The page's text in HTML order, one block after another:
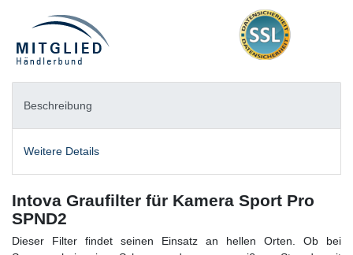
Beschreibung
Weitere Details
Intova Graufilter für Kamera Sport Pro
SPND2
Dieser Filter findet seinen Einsatz an hellen Orten. Ob bei